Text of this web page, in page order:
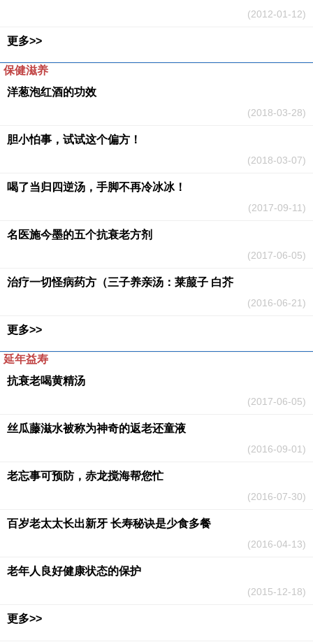
(2012-01-12)
更多>>
保健滋养
洋葱泡红酒的功效
(2018-03-28)
胆小怕事，试试这个偏方！
(2018-03-07)
喝了当归四逆汤，手脚不再冷冰冰！
(2017-09-11)
名医施今墨的五个抗衰老方剂
(2017-06-05)
治疗一切怪病药方（三子养亲汤：莱菔子 白芥
(2016-06-21)
更多>>
延年益寿
抗衰老喝黄精汤
(2017-06-05)
丝瓜藤滋水被称为神奇的返老还童液
(2016-09-01)
老忘事可预防，赤龙搅海帮您忙
(2016-07-30)
百岁老太太长出新牙 长寿秘诀是少食多餐
(2016-04-13)
老年人良好健康状态的保护
(2015-12-18)
更多>>